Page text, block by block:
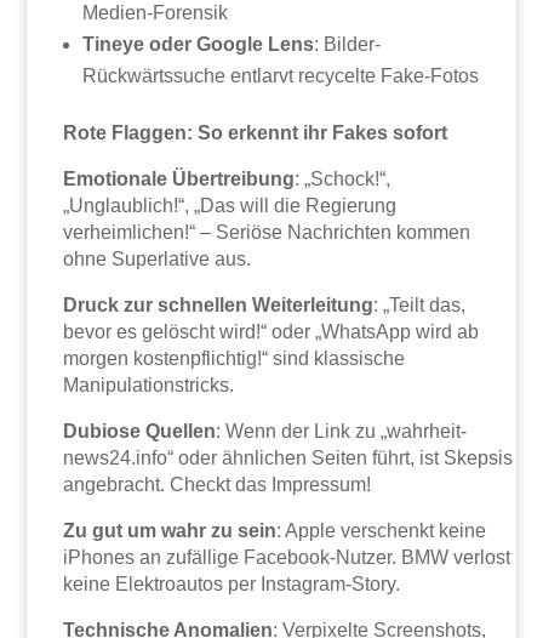
Medien-Forensik
Tineye oder Google Lens: Bilder-
Rückwärtssuche entlarvt recycelte Fake-Fotos
Rote Flaggen: So erkennt ihr Fakes sofort
Emotionale Übertreibung: „Schock!“,
„Unglaublich!“, „Das will die Regierung
verheimlichen!“ – Seriöse Nachrichten kommen
ohne Superlative aus.
Druck zur schnellen Weiterleitung: „Teilt das,
bevor es gelöscht wird!“ oder „WhatsApp wird ab
morgen kostenpflichtig!“ sind klassische
Manipulationstricks.
Dubiose Quellen: Wenn der Link zu „wahrheit-
news24.info“ oder ähnlichen Seiten führt, ist Skepsis
angebracht. Checkt das Impressum!
Zu gut um wahr zu sein: Apple verschenkt keine
iPhones an zufällige Facebook-Nutzer. BMW verlost
keine Elektroautos per Instagram-Story.
Technische Anomalien: Verpixelte Screenshots,